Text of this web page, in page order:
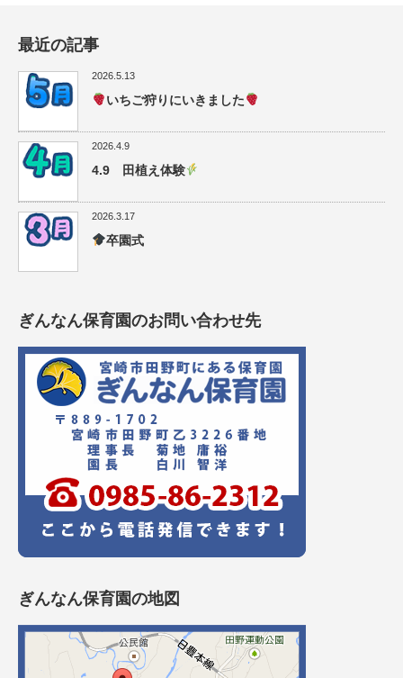
最近の記事
2026.5.13
いちご狩りにいきました
2026.4.9
4.9 田植え体験
2026.3.17
卒園式
ぎんなん保育園のお問い合わせ先
ぎんなん保育園の地図